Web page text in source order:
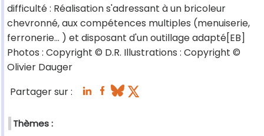
difficulté : Réalisation s'adressant à un bricoleur
chevronné, aux compétences multiples (menuiserie,
ferronerie... ) et disposant d'un outillage adapté[EB]
Photos : Copyright © D.R. Illustrations : Copyright ©
Olivier Dauger
Partager sur :
Thèmes :